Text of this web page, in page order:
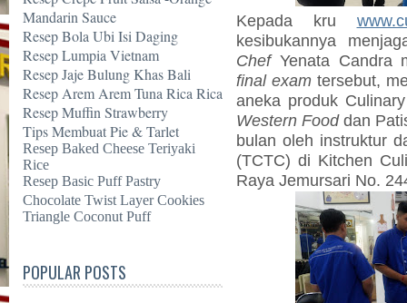
Mandarin Sauce
Resep Bola Ubi Isi Daging
Resep Lumpia Vietnam
Resep Jaje Bulung Khas Bali
Resep Arem Arem Tuna Rica Rica
Resep Muffin Strawberry
Tips Membuat Pie & Tarlet
Resep Baked Cheese Teriyaki
Rice
Resep Basic Puff Pastry
Chocolate Twist Layer Cookies
Triangle Coconut Puff
POPULAR POSTS
Kepada kru
kesibukannya
ChefYenata Candra
final exam tersebut,
aneka produk
Western Fooddan
bulan oleh instruktur
(TCTC) di Kitchen
Raya Jemursari No.